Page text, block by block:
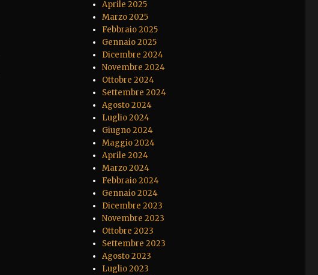
Aprile 2025
Marzo 2025
Febbraio 2025
Gennaio 2025
Dicembre 2024
Novembre 2024
Ottobre 2024
Settembre 2024
Agosto 2024
Luglio 2024
Giugno 2024
Maggio 2024
Aprile 2024
Marzo 2024
Febbraio 2024
Gennaio 2024
Dicembre 2023
Novembre 2023
Ottobre 2023
Settembre 2023
Agosto 2023
Luglio 2023